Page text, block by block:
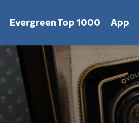
Evergreen Top 1000 App